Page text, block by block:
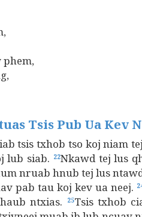
Tsis Pub Ua Kev
tsis txhob tso koj niam
lub siab. 22Nkawd tej lus
nruab hnub tej lus
pab tau koj kev ua neej.
ntxias.
25Tsis txhob